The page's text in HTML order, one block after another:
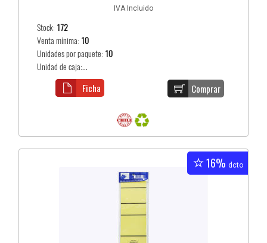
IVA Incluido
Stock: 172
Venta mínima: 10
Unidades por paquete: 10
Unidad de caja:...
Comprar
Ficha
16% dcto